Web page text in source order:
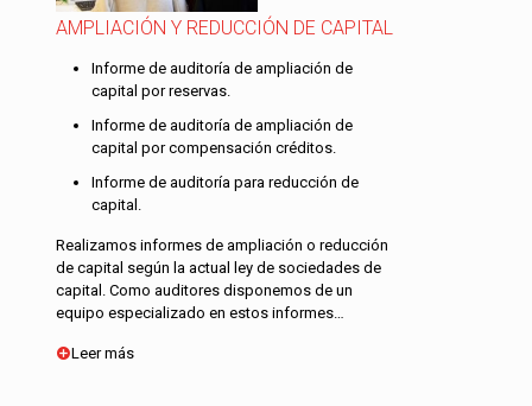
AMPLIACIÓN Y REDUCCIÓN DE CAPITAL
Informe de auditoría de ampliación de
capital por reservas.
Informe de auditoría de ampliación de
capital por compensación créditos.
Informe de auditoría para reducción de
capital.
Realizamos informes de ampliación o reducción
de capital según la actual ley de sociedades de
capital. Como auditores disponemos de un
equipo especializado en estos informes…
Leer más